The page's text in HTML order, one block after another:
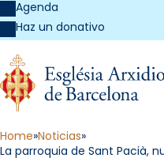
Agenda
Haz un donativo
Home Noticias
La parroquia de Sant Pacià,